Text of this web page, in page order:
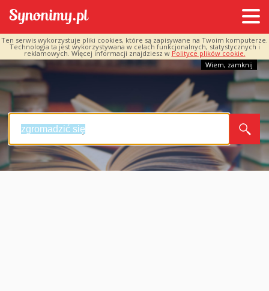
Ten serwis wykorzystuje pliki cookies, które są zapisywane na Twoim komputerze.
Technologia ta jest wykorzystywana w celach funkcjonalnych, statystycznych i
reklamowych. Więcej informacji znajdziesz w Polityce plików cookie.
Wiem, zamknij